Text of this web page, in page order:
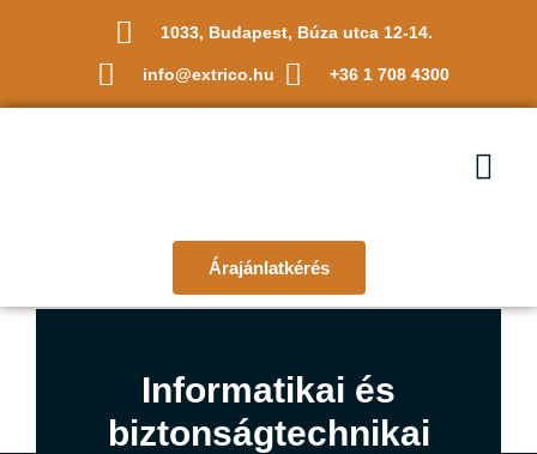
1033, Budapest, Búza utca 12-14.
info@extrico.hu +36 1 708 4300
Árajánlatkérés
Informatikai és
biztonságtechnikai